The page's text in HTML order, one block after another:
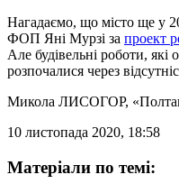
Нагадаємо, що місто ще у
ФОП Яні Мурзі за проект
Але будівельні роботи,
розпочалися через
Микола ЛИСОГОР,
10 листопада 2020, 18:58
Матеріали по темі: